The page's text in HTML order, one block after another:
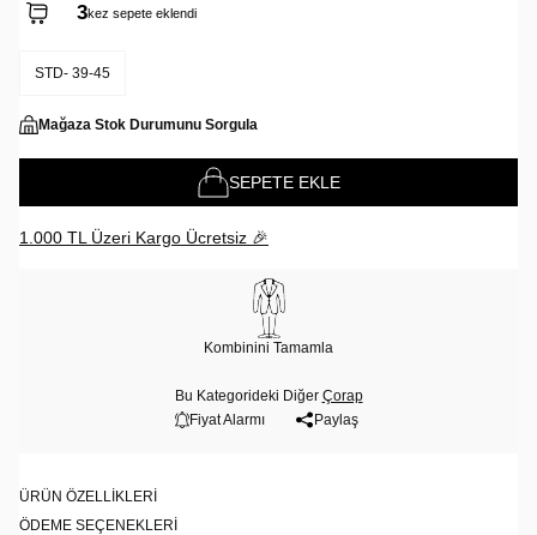
3kez sepete eklendi
STD- 39-45
Mağaza Stok Durumunu Sorgula
SEPETE EKLE
1.000 TL Üzeri Kargo Ücretsiz 🎉
Kombinini Tamamla
Bu Kategorideki Diğer Çorap
Fiyat Alarmı
Paylaş
ÜRÜN ÖZELLIKLERI
ÖDEME SEÇENEKLERI